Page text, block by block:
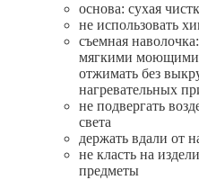
основа: сухая
не использовать
съемная
мягкими моющими
отжимать без
нагревательных
не подвергать
света
держать вдали от
не класть на
предметы